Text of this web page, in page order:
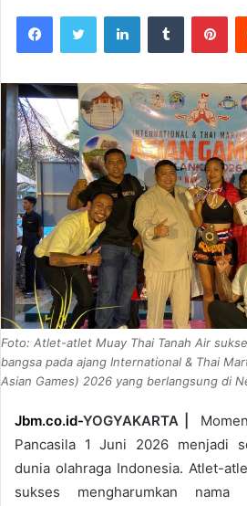
Foto: Atlet-atlet Muay Thai Tanah Air
bangsa pada ajang International & Thai
Asian Games) 2026 yang berlangsung di
Jbm.co.id-YOGYAKARTA |
Pancasila 1 Juni 2026 menjadi
dunia olahraga Indonesia. Atlet-
sukses mengharumkan